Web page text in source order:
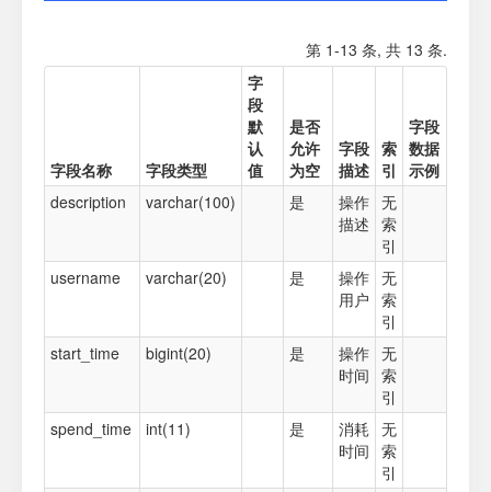
第 1-13 条, 共 13 条.
字段名称 字段类型
字
段
默
认
值
是否
允许
为空
字段
描述
索
引
字段
数据
示例
description
varchar(100) 是
操作
描述
无
索
引
username
varchar(20) 是
操作
用户
无
索
引
start_time
bigint(20) 是
操作
时间
无
索
引
spend_time
int(11) 是
消耗
时间
无
索
引